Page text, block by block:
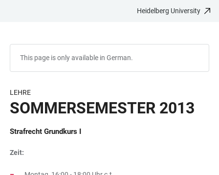
Heidelberg University
This page is only available in German.
LEHRE
SOMMERSEMESTER 2013
Strafrecht Grundkurs I
Zeit: